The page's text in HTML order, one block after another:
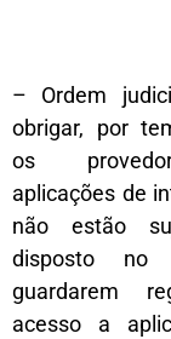
– Ordem
obrigar, por
os
aplicações de
não estão
disposto no
guardarem
acesso a